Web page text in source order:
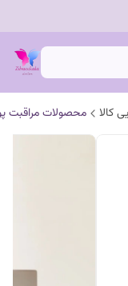
محصولات مراقبت